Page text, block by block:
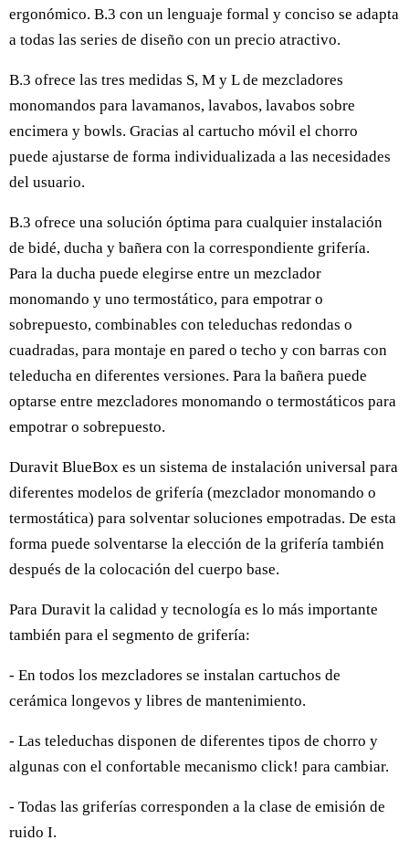
ergonómico. B.3 con un lenguaje formal y conciso se adapta
a todas las series de diseño con un precio atractivo.
B.3 ofrece las tres medidas S, M y L de mezcladores
monomandos para lavamanos, lavabos, lavabos sobre
encimera y bowls. Gracias al cartucho móvil el chorro
puede ajustarse de forma individualizada a las necesidades
del usuario.
B.3 ofrece una solución óptima para cualquier instalación
de bidé, ducha y bañera con la correspondiente grifería.
Para la ducha puede elegirse entre un mezclador
monomando y uno termostático, para empotrar o
sobrepuesto, combinables con teleduchas redondas o
cuadradas, para montaje en pared o techo y con barras con
teleducha en diferentes versiones. Para la bañera puede
optarse entre mezcladores monomando o termostáticos para
empotrar o sobrepuesto.
Duravit BlueBox es un sistema de instalación universal para
diferentes modelos de grifería (mezclador monomando o
termostática) para solventar soluciones empotradas. De esta
forma puede solventarse la elección de la grifería también
después de la colocación del cuerpo base.
Para Duravit la calidad y tecnología es lo más importante
también para el segmento de grifería:
- En todos los mezcladores se instalan cartuchos de
cerámica longevos y libres de mantenimiento.
- Las teleduchas disponen de diferentes tipos de chorro y
algunas con el confortable mecanismo click! para cambiar.
- Todas las griferías corresponden a la clase de emisión de
ruido I.